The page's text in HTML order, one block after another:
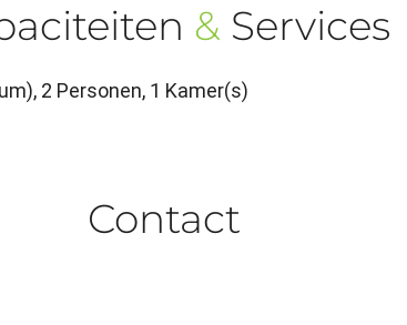
& Services
2 Personen, 1 Kamer(s)
Contact